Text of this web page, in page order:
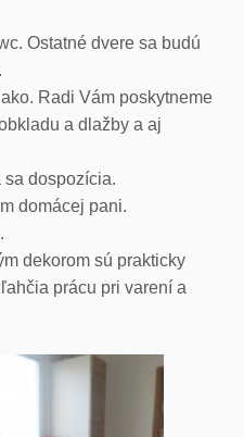
Ostatné dvere sa budú
Radi Vám poskytneme
a dlažby a aj
sa dospozícia.
domácej pani.
dekorom sú prakticky
prácu pri varení a